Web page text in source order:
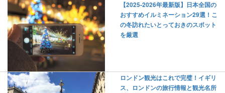
【2025-2026年最新版】日本全国の
おすすめイルミネーション29選！こ
の冬訪れたいとっておきのスポット
を厳選
ロンドン観光はこれで完璧！イギリ
ス、ロンドンの旅行情報と観光名所